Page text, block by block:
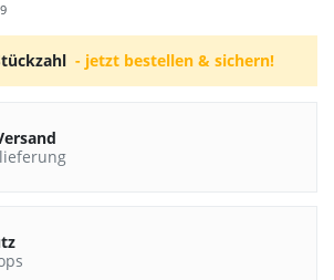
- jetzt bestellen & sichern!